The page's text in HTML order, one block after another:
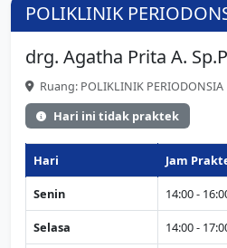
POLIKLINIK
drg. Agatha Prita A.
Ruang: POLIKLINIK PERIODONSIA
Hari ini tidak praktek
Hari Jam
Senin 14:00 -
Selasa 14:00 -